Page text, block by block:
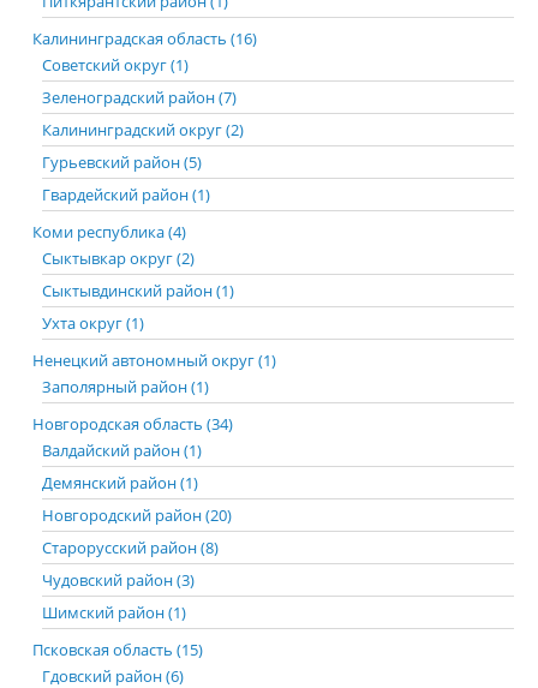
Калининградская область (16)
Советский округ (1)
Зеленоградский район (7)
Калининградский округ (2)
Гурьевский район (5)
Гвардейский район (1)
Коми республика (4)
Сыктывкар округ (2)
Сыктывдинский район (1)
Ухта округ (1)
Ненецкий автономный округ (1)
Заполярный район (1)
Новгородская область (34)
Валдайский район (1)
Демянский район (1)
Новгородский район (20)
Старорусский район (8)
Чудовский район (3)
Шимский район (1)
Псковская область (15)
Гдовский район (6)